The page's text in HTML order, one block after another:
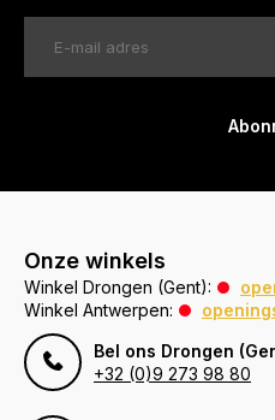
Onze winkels
Winkel Drongen (Gent):
Winkel Antwerpen:
Bel ons Drongen
+32 (0)9 273 98 80